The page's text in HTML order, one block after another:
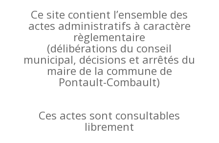
Ce site contient l’ensemble des
actes administratifs à caractère
règlementaire
(délibérations du conseil
municipal, décisions et arrêtés du
maire de la commune de
Pontault-Combault)
Ces actes sont consultables
librement